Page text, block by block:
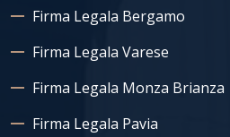
Firma Legala Bergamo
Firma Legala Varese
Firma Legala Monza Brianza
Firma Legala Pavia